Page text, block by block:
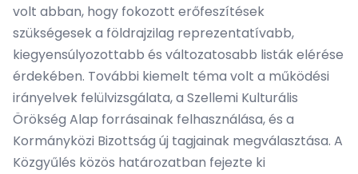
volt abban, hogy fokozott erőfeszítések
szükségesek a földrajzilag reprezentatívabb,
kiegyensúlyozottabb és változatosabb listák elérése
érdekében. További kiemelt téma volt a működési
irányelvek felülvizsgálata, a Szellemi Kulturális
Örökség Alap forrásainak felhasználása, és a
Kormányközi Bizottság új tagjainak megválasztása. A
Közgyűlés közös határozatban fejezte ki